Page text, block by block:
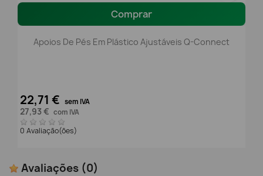
Comprar
Apoios De Pés Em Plástico Ajustáveis Q-Connect
22,71 € sem IVA
27,93 € com IVA
0 Avaliação(ões)
Avaliações (0)